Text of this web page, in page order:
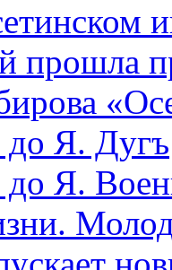
прошла
до Я. Дугъ
Я.